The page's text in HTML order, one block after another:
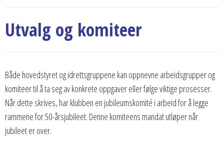
Utvalg og komiteer
Både hovedstyret og idrettsgruppene kan oppnevne arbeidsgrupper og
komiteer til å ta seg av konkrete oppgaver eller følge viktige prosesser.
Når dette skrives, har klubben en jubileumskomité i arbeid for å legge
rammene for 50-årsjubileet. Denne komiteens mandat utløper når
jubileet er over.